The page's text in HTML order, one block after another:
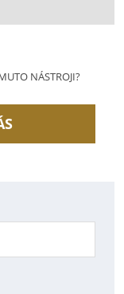
NÁSTROJI?